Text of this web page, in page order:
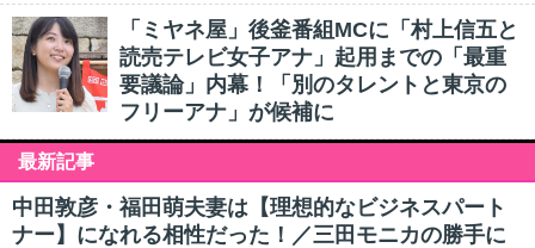
「ミヤネ屋」後釜番組MCに「村上信五と
読売テレビ女子アナ」起用までの「最重
要議論」内幕！「別のタレントと東京の
フリーアナ」が候補に
最新記事
中田敦彦・福田萌夫妻は【理想的なビジネスパート
ナー】になれる相性だった！／三田モニカの勝手に